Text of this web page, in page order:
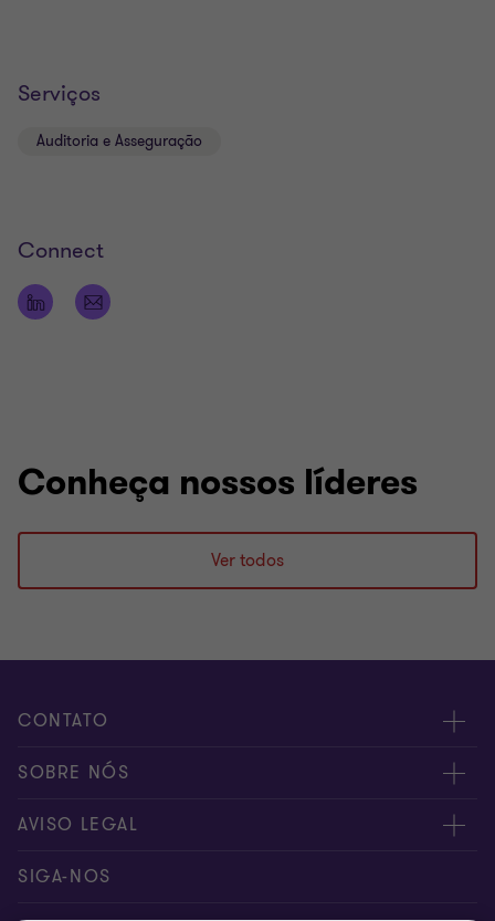
Serviços
Auditoria e Asseguração
Connect
Conheça nossos líderes
Ver todos
CONTATO
Fale conosco
Inscreva-se
SOBRE NÓS
Sobre nós
Nossos sócios
AVISO LEGAL
Aviso de privacidade
SIGA-NOS